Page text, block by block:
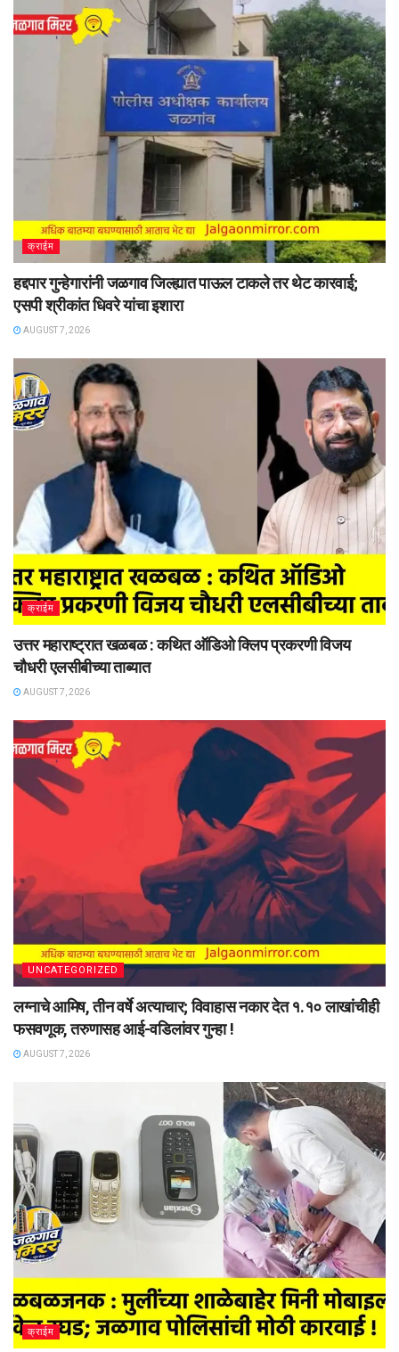
क्राईम
हद्दपार गुन्हेगारांनी जळगाव जिल्ह्यात पाऊल टाकले तर थेट कारवाई;
एसपी श्रीकांत धिवरे यांचा इशारा
AUGUST 7, 2026
क्राईम
उत्तर महाराष्ट्रात खळबळ : कथित ऑडिओ क्लिप प्रकरणी विजय
चौधरी एलसीबीच्या ताब्यात
AUGUST 7, 2026
UNCATEGORIZED
लग्नाचे आमिष, तीन वर्षे अत्याचार; विवाहास नकार देत १.१० लाखांचीही
फसवणूक, तरुणासह आई-वडिलांवर गुन्हा !
AUGUST 7, 2026
क्राईम